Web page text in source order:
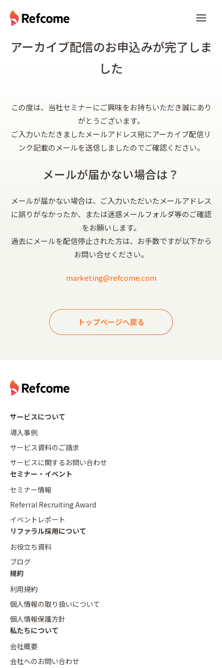
アーカイブ配信のお申込みが完了しま
した
この度は、当社セミナーにご興味をお持ちいただき誠にあり
がとうございます。
ご入力いただきましたメールアドレス宛にアーカイブ配信リ
ンク記載のメールを送信しましたのでご確認ください。
メールが届かない場合は？
メールが届かない場合は、ご入力いただいたメールアドレス
に誤りがなかったか、または迷惑メールフォルダ等のご確認
をお願いします。
過去にメールを配信停止された方は、お手数ですが以下から
お問い合せください。
marketing@refcome.com
トップページへ戻る
サービスについて
導入事例
サービス資料のご請求
サービスに関するお問い合わせ
セミナー・イベント
セミナー情報
Referral Recruiting Award
イベントレポート
リファラル採用について
お役立ち資料
ブログ
規約
利用規約
個人情報の取り扱いについて
個人情報保護方針
私たちについて
会社概要
会社へのお問い合わせ